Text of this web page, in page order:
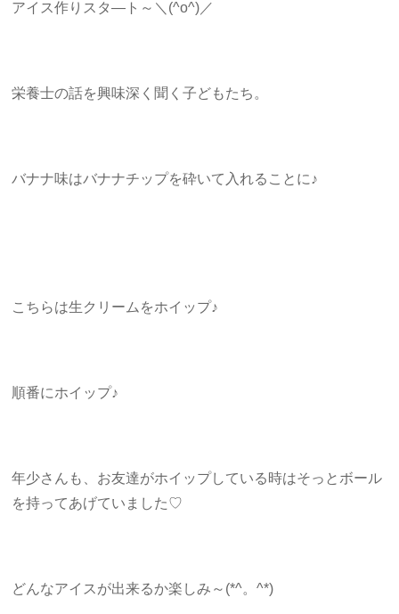
アイス作りスタ―ト～＼(^o^)／
栄養士の話を興味深く聞く子どもたち。
バナナ味はバナナチップを砕いて入れることに♪
こちらは生クリームをホイップ♪
順番にホイップ♪
年少さんも、お友達がホイップしている時はそっとボール
を持ってあげていました♡
どんなアイスが出来るか楽しみ～(*^。^*)